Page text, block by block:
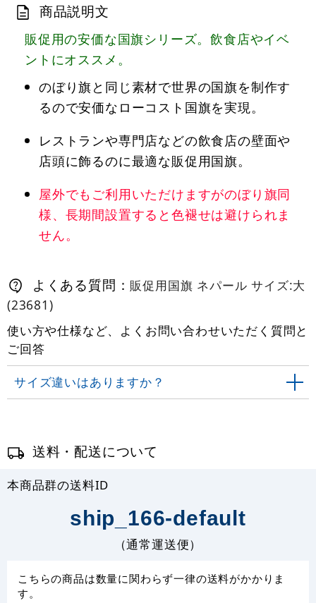
商品説明文
販促用の安価な国旗シリーズ。飲食店やイベ
ントにオススメ。
のぼり旗と同じ素材で世界の国旗を制作す
るので安価なローコスト国旗を実現。
レストランや専門店などの飲食店の壁面や
店頭に飾るのに最適な販促用国旗。
屋外でもご利用いただけますがのぼり旗同
様、長期間設置すると色褪せは避けられま
せん。
よくある質問： 販促用国旗 ネパール サイズ:大
(23681)
使い方や仕様など、よくお問い合わせいただく質問と
ご回答
サイズ違いはありますか？
送料・配送について
本商品群の送料ID
ship_166-default
（通常運送便）
こちらの商品は数量に関わらず一律の送料がかかりま
す。